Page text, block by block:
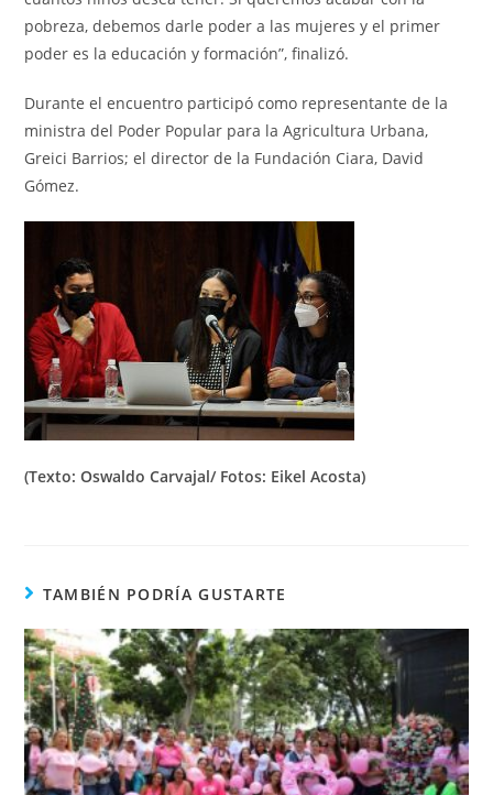
pobreza, debemos darle poder a las mujeres y el primer
poder es la educación y formación”, finalizó.
Durante el encuentro participó como representante de la
ministra del Poder Popular para la Agricultura Urbana,
Greici Barrios; el director de la Fundación Ciara, David
Gómez.
(Texto: Oswaldo Carvajal/ Fotos: Eikel Acosta)
TAMBIÉN PODRÍA GUSTARTE